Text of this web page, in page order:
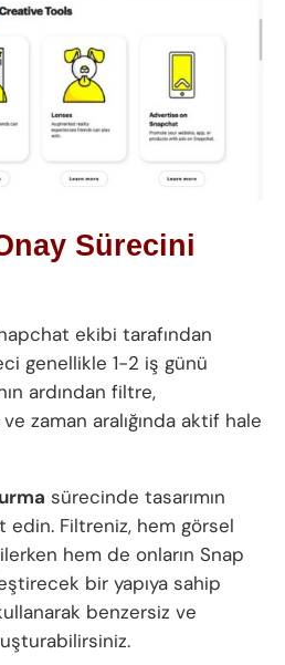
Sürecini
ekibi tarafından
genellikle 1-2 iş günü
ardından filtre,
zaman aralığında aktif hale
sürecinde tasarımın
edin. Filtreniz, hem görsel
hem de onların Snap
bir yapıya sahip
kullanarak benzersiz ve